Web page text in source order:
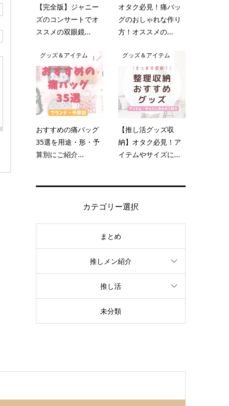
【完全版】ジャニー
ズのコンサートでオ
ススメの双眼鏡...
オタク必見！痛バッ
グのおしゃれな作り
方！オススメの...
グッズ＆アイテム
おすすめの痛バッグ
35選を用途・形・予
算別にご紹介...
グッズ＆アイテム
【推し活グッズ収
納】オタク必見！ア
イテムやサイズに...
カテゴリー選択
まとめ
推しメン紹介
推し活
未分類